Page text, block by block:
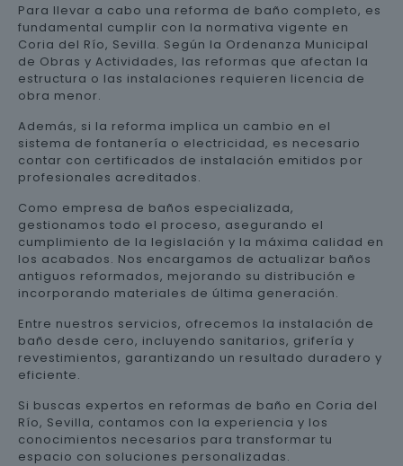
Para llevar a cabo una reforma de baño completo, es
fundamental cumplir con la normativa vigente en
Coria del Río, Sevilla. Según la Ordenanza Municipal
de Obras y Actividades, las reformas que afectan la
estructura o las instalaciones requieren licencia de
obra menor.
Además, si la reforma implica un cambio en el
sistema de fontanería o electricidad, es necesario
contar con certificados de instalación emitidos por
profesionales acreditados.
Como empresa de baños especializada,
gestionamos todo el proceso, asegurando el
cumplimiento de la legislación y la máxima calidad en
los acabados. Nos encargamos de actualizar baños
antiguos reformados, mejorando su distribución e
incorporando materiales de última generación.
Entre nuestros servicios, ofrecemos la instalación de
baño desde cero, incluyendo sanitarios, grifería y
revestimientos, garantizando un resultado duradero y
eficiente.
Si buscas expertos en reformas de baño en Coria del
Río, Sevilla, contamos con la experiencia y los
conocimientos necesarios para transformar tu
espacio con soluciones personalizadas.